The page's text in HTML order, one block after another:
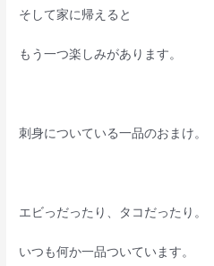
そして家に帰えると
もう一つ楽しみがあります。
刺身についている一品のおまけ。
エビっだったり、タコだったり。
いつも何か一品ついています。